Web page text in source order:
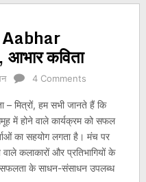
Aabhar
कविता
4 Comments
– मित्रों, हम सभी जानते हैं कि
में होने वाले कार्यक्रम को सफल
का सहयोग लगता है। मंच पर
कलाकारों और प्रतिभागियों के
सफलता के साधन-संसाधन उपलब्ध